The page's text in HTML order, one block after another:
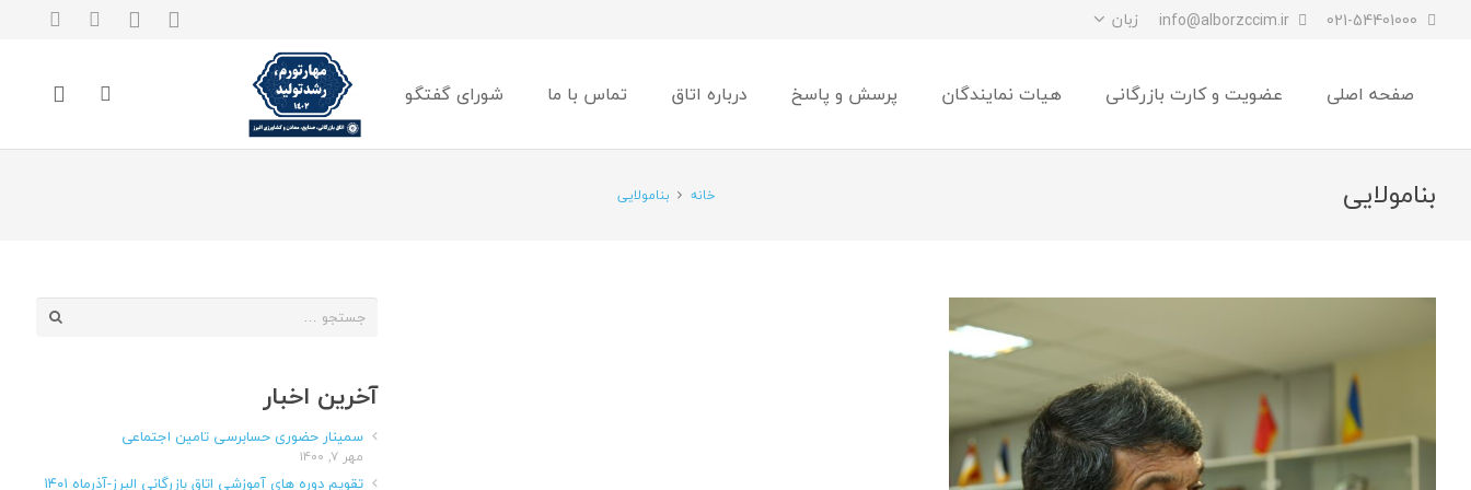
021-54401000
info@alborzccim.ir زبان
صفحه اصلی عضویت و کارت بازرگانی هیات نمایندگان پرسش و پاسخ درباره اتاق تماس با ما شورای گفتگو
بنامولایی خانه بنامولایی
جستجو
آخرین اخبار
سمینار حضوری حسابرسی تامین اجتماعی
مهر ۷, ۱۴۰۰
تقویم دوره های آموزشی اتاق بازرگانی البرز-آذرماه ۱۴۰۱